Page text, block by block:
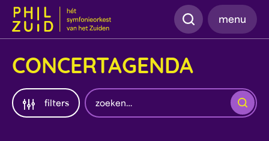
Zoeken
menu
CONCERTAGENDA
filters
Zoeken